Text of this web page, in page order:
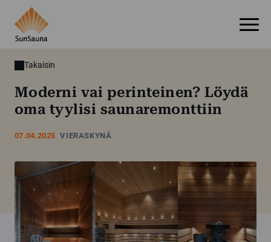
Takaisin
07.04.2025 VIERASKYNÄ
Moderni vai perinteinen? Löydä
oma tyylisi saunaremonttiin